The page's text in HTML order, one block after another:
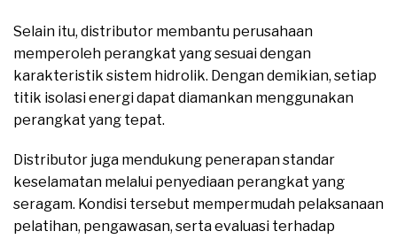
Selain itu, distributor membantu perusahaan
memperoleh perangkat yang sesuai dengan
karakteristik sistem hidrolik. Dengan demikian, setiap
titik isolasi energi dapat diamankan menggunakan
perangkat yang tepat.
Distributor juga mendukung penerapan standar
keselamatan melalui penyediaan perangkat yang
seragam. Kondisi tersebut mempermudah pelaksanaan
pelatihan, pengawasan, serta evaluasi terhadap